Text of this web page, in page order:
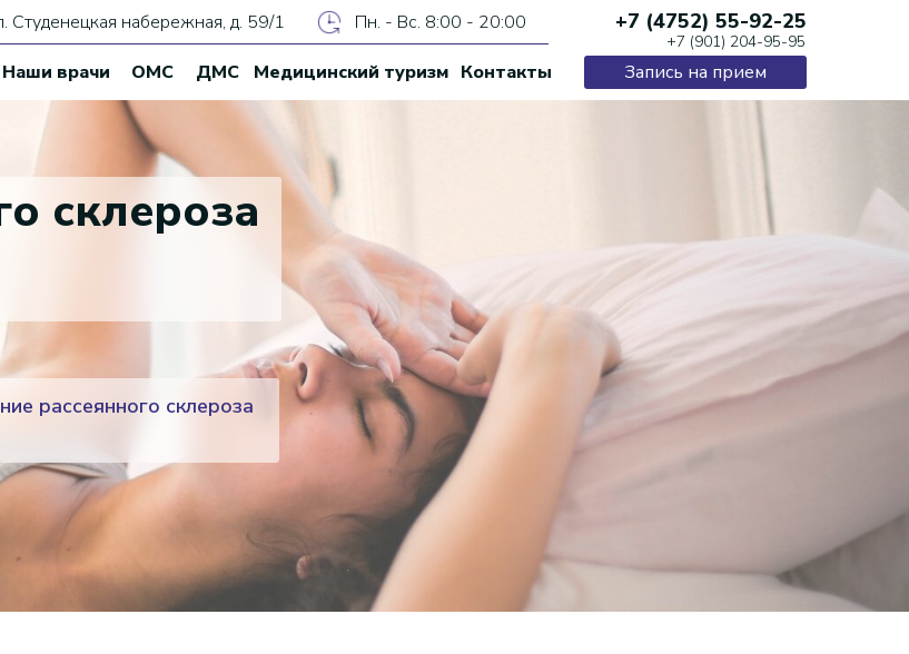
Наши врачи Запись на прием
+7 (4752) 55-92-25
ОМС ДМС Контакты
Студенецкая набережная, д. 59/1 Пн. - Вс. 8:00 - 20:00
+7 (901) 204-95-95
Медицинский туризм
склероза
рассеянного склероза